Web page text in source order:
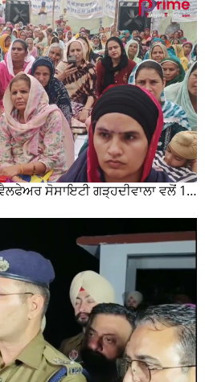
ਬਾਬਾ ਦੀਪ ਸਿੰਘ ਸੇਵਾ ਦਲ ਐਡ ਵੈਲਫੇਅਰ ਸੋਸਾਇਟੀ ਗੜ੍ਹਦੀਵਾਲਾ ਵਲੋਂ 100 ਵਾਂ ਮਹੀਨਾਵਾਰ ਰਾਸ਼ਨ ਵੰਡ ਸਮਾਰੋਹ ਕਰਵਾਇਆ